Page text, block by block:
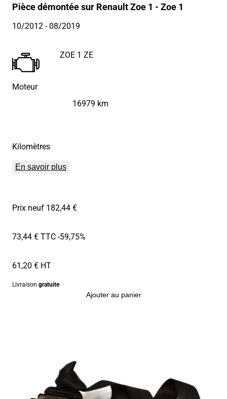
Pièce démontée sur Renault Zoe 1 - Zoe 1
10/2012 - 08/2019
Moteur
ZOE 1 ZE
Kilomètres
16979 km
En savoir plus
Prix neuf 182,44 €
73,44 € TTC-59,75%
61,20 € HT
Livraison gratuite
Ajouter au panier